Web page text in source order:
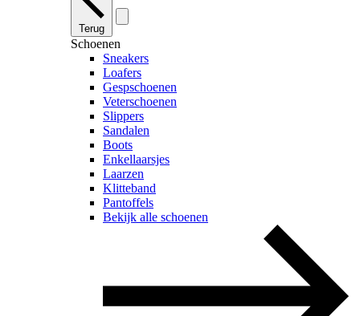
Terug
Schoenen
Sneakers
Loafers
Gespschoenen
Veterschoenen
Slippers
Sandalen
Boots
Enkellaarsjes
Laarzen
Klitteband
Pantoffels
Bekijk alle schoenen